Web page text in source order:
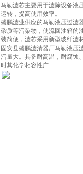
马勒滤芯主要用于滤除设备液
运转，提高使用效率。
盛鹏滤业供应的马勒液压过滤
杂质等污染物，使流回油箱的
装简便，滤芯采用新型玻纤滤
固安县盛鹏滤清器厂马勒液压
污量大。具备耐高温，耐腐蚀
时其化学相容性广